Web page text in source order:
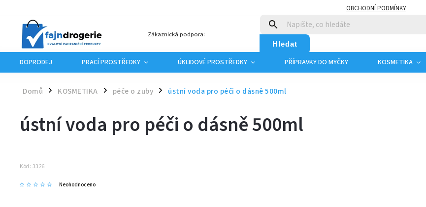
OBCHODNÍ PODMÍNKY
Zákaznická podpora:
Hledat
DOPRODEJ PRACÍ PROSTŘEDKY ÚKLIDOVÉ PROSTŘEDKY PŘÍPRAVKY DO MYČKY KOSMETIKA
Domů / KOSMETIKA / péče o zuby / ústní voda pro péči o dásně 500ml
ústní voda pro péči o dásně 500ml
Kód: 3326
Neohodnoceno